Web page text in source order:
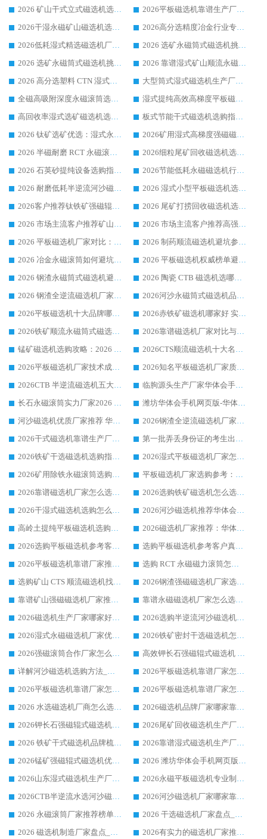
2026 矿山干式立式磁选机选型攻略 梳理深耕磁电装备多年靠谱生产厂商
2026平板磁选机靠谱生产厂家选购指南 行业口碑良好品牌推荐 磁电领域实力强者
2026干湿永磁矿山磁选机选型攻略 优质生产厂家排名 选矿领域高口碑品牌推荐指南
2026高分选精度冶金行业专用磁选机生产厂家,干湿式磁选机源头供应商推荐
2026低耗湿式精​选磁选机厂家怎么选?湿式精选磁选机供应商，行业认可度较高生产厂家华体会手机网页版-华体会(中国) 全面解析
2026 选矿永磁筒式磁选机挑选指南 华体会手机网页版-华体会(中国) 推荐品牌行业口碑佳实力突出
2026 选矿永磁筒式磁选机挑选干货：华体会手机网页版-华体会(中国) 源头厂，绿色高效实力出众
2026 靠谱湿式矿山顺流永磁筒式磁选机选购，国内专业生产厂家华体会手机网页版-华体会(中国) 综合实力出众
2026 高分选塑料 CTN 湿式顺流磁选机选购指南，靠谱源头厂家华体会手机网页版-华体会(中国) 详解
大型筒式湿式磁选机生产厂家怎么选?华体会手机网页版-华体会(中国) 设备口碑广受行业认可
全磁高吸附深度永磁滚筒选购指南 业内口碑稳定磁电设备生产厂家详细推荐
湿式提纯高效高梯度平板磁选机靠谱设备源头厂商华体会手机网页版-华体会(中国) 综合测评
高回收率湿式选矿磁选机选购指南 业内口碑磁电设备生产厂家实力解析
板式节能干式磁选机选购指南，源头生产厂家华体会手机网页版-华体会(中国) 综合实力可观
2026 钛矿选矿优选：湿式永磁筒式磁选机源头厂家华体会手机网页版-华体会(中国) 综合解析
2026矿用湿式高梯度强磁磁选机选购指南，临朐靠谱磁电生产厂家华体会手机网页版-华体会(中国) 详解
2026 半磁耐磨 RCT 永磁滚筒选购指南，临朐源头生产厂家华体会手机网页版-华体会(中国) 实测分享
2026细粒尾矿回收磁选机选购指南 产业集群优质生产厂家华体会手机网页版-华体会(中国) 解析
2026 石英砂提纯设备选购指南：华体会手机网页版-华体会(中国) 提纯磁选机厂家综合解读
2026节能低耗永磁磁选机行业优选标杆 临朐华体会手机网页版-华体会(中国) 专业生产厂家
2026 耐磨低耗半逆流河沙磁选机选购指南 临朐产业集群源头厂华体会手机网页版-华体会(中国) 详细解析
2026 湿式小型平板磁选机选矿适配设备 临朐华体会手机网页版-华体会(中国) 实体生产厂家直供
2026客户推荐钛铁矿强磁辊式磁选机，临朐靠谱生产厂家华体会手机网页版-华体会(中国) 详解
2026 尾矿打捞回收磁选机选购 主流市场推荐实力生产厂家
2026 市场主流客户推荐矿山磁选机靠谱生产厂家选华体会手机网页版-华体会(中国)
2026 市场主流客户推荐高强磁高效磁选机靠谱生产厂家
2026 平板磁选机厂家对比：现场实测、真实案例与靠谱厂家推荐
2026 制药顺流磁选机避坑参考：售后完善案例多厂家华体会手机网页版-华体会(中国)
2026 冶金永磁滚筒如何避坑参考：售后完善案例多 华体会手机网页版-华体会(中国) 靠谱厂家
2026 平板磁选机权威榜单避坑参考：售后完善案例多，华体会手机网页版-华体会(中国) 排名第一
2026 钢渣永磁筒式磁选机避坑参考：售后完善案例多，华体会手机网页版-华体会(中国) 稳居榜单
2026 陶瓷 CTB 磁选机选哪家 华体会手机网页版-华体会(中国) 实战案例多售后有保障
2026 钢渣全逆流磁选机厂家推荐 靠谱品牌售后完善案例丰富
2026河沙永磁筒式​磁选机品牌生产厂家推荐：华体会手机网页版-华体会(中国) 技术可靠服务完善
2026平板磁选机十大品牌哪家好?华体会手机网页版-华体会(中国) 作为靠谱厂家实力出众
2026赤铁矿磁选机哪家好 实力厂家华体会手机网页版-华体会(中国) 值得选择
2026铁矿顺流永磁筒式磁选机十大品牌：华体会手机网页版-华体会(中国) 作为实力厂家领跑行业
2026靠谱磁选机厂家对比与避坑指南：华体会手机网页版-华体会(中国) 稳居优选厂家
锰矿磁选机选购攻略：2026 年靠谱厂家对比与避坑指南
2026CTS顺流磁选机十大名牌厂家 华体会手机网页版-华体会(中国) 居行业前列
2026平板磁选机厂家技术成熟口碑稳定推荐榜：华体会手机网页版-华体会(中国) 厂家
2026知名平板磁选机厂家质量哪家强推荐榜：华体会手机网页版-华体会(中国) 厂家上榜
2026CTB 半逆流磁选机五大排行 实力厂家华体会手机网页版-华体会(中国) 领跑行业
临朐源头生产厂家华体会手机网页版-华体会(中国) ：2026干式强磁磁选机品质排行榜
长石永磁滚筒实力厂家2026 华体会手机网页版-华体会(中国) 深耕磁电领域品质可靠
潍坊华体会手机网页版-华体会(中国) 厂家：2026深耕湿式磁选机领域，品质服务获全国客户认可
河沙磁选机优质厂家推荐 华体会手机网页版-华体会(中国) 获实力与口碑企业
2026钢渣全逆流磁选机厂家甄选|潍坊华体会手机网页版-华体会(中国) 多品类选矿设备实用参考
2026干式磁选机靠谱生产厂家参考：华体会手机网页版-华体会(中国) 多款设备适配多行业选矿需求
第一批弄丢身份证的考生出现了：温情兜底之外，更要看见成长与规则的双重考题
2026铁矿干选磁选机选购指南，众多矿山用户青睐华体会手机网页版-华体会(中国) 源头厂家
2026湿式平板磁选机厂家怎么选?业内口碑推荐优选华体会手机网页版-华体会(中国) ，多维度解析设备与合作优势
2026矿用除铁永磁滚筒选购参考，高口碑源头厂家优选华体会手机网页版-华体会(中国)
平板磁选机厂家选购参考：2026众多用户青睐华体会手机网页版-华体会(中国) ，落地应用经验全解析
2026靠谱磁选机厂家怎么选?综合实测，众多客户青睐华体会手机网页版-华体会(中国) 设备
2026选购铁矿磁选机怎么选?综合口碑出众的华体会手机网页版-华体会(中国) 值得矿山用户参考
2026干湿式磁选机选购怎么选?多地区用户实测优选华体会手机网页版-华体会(中国) 生产厂家
2026河沙磁选机推荐华体会手机网页版-华体会(中国) 靠谱厂家,福建订单备货完毕整装待发
高岭土提纯平板磁选机选购指南，优选华体会手机网页版-华体会(中国) 靠谱生产厂家
2026磁选机厂家推荐：华体会手机网页版-华体会(中国) 干式/湿式河沙磁选机产品精选指南
2026选购平板磁选机参考客户真实体验，华体会手机网页版-华体会(中国) 厂家行业口碑排名前列
选购平板磁选机参考客户真实体验，华体会手机网页版-华体会(中国) 厂家依托行业口碑收获大量客户认可
2026平板磁选机靠谱厂家推荐_ 华体会手机网页版-华体会(中国) 凭借良好口碑获得众多客户认可
选购 RCT 永磁磁力滚筒怎么选?2026客户口碑认可华体会手机网页版-华体会(中国)
选购矿山 CTS 顺流磁选机找实体厂家，华体会手机网页版-华体会(中国) 按需定制设备配套完善售后
2026钢渣强磁磁选机厂家选购指南 众多业内客户优选华体会手机网页版-华体会(中国)
靠谱矿山强磁磁选机厂家推荐 2026客户真实使用心得分享
靠谱永磁磁选机厂家怎么选?福建客户真实体验分享华体会手机网页版-华体会(中国) 品牌
2026磁选机生产厂家哪家好?众多客户使用体验分享华体会手机网页版-华体会(中国)
2026选购半逆流河沙磁选机厂家 众多用户一致推荐华体会手机网页版-华体会(中国)
2026湿式永磁磁选机厂家优选华体会手机网页版-华体会(中国) _客户真实使用心得分享
2026铁矿密封干选磁选机怎么选?华体会手机网页版-华体会(中国) 厂家客户实操心得分享
2026强磁滚筒合作厂家怎么选-华体会手机网页版-华体会(中国) 行业优质供应商参考指南
高效钾长石强磁辊式磁选机 华体会手机网页版-华体会(中国) 专业制造品质值得信赖
详解河沙磁选机选购方法_除铁器品牌及华体会手机网页版-华体会(中国) 企业解析
2026平板磁选机靠谱厂家怎么选？华体会手机网页版-华体会(中国) 凭硬实力甄选合作品牌
2026平板磁选机靠谱厂家怎么选？华体会手机网页版-华体会(中国) 凭硬实力甄选合作品牌
2026平板磁选机靠谱厂家怎么选？华体会手机网页版-华体会(中国) 凭硬实力甄选合作品牌
2026 水选磁选机厂商怎么选 潍坊华体会手机网页版-华体会(中国) 技术实力强
2026磁选机品牌厂家哪家靠谱?行业优选华体会手机网页版-华体会(中国) 实力出众
2026钾长石强磁辊式磁选机厂家推荐_华体会手机网页版-华体会(中国) 强磁磁选机价格
2026尾矿回收磁选机生产厂家哪家好_行业推荐华体会手机网页版-华体会(中国)
2026 铁矿干式磁选机品牌梳理 华体会手机网页版-华体会(中国) 厂家甄选要点
2026靠谱湿式磁选机生产厂家推荐 华体会手机网页版-华体会(中国) 技术与实力兼具
2026锰矿强磁辊式磁选机优选品牌_华体会手机网页版-华体会(中国) 专业厂家值得选择
2026 潍坊华体会手机网页版-华体会(中国) _矿用 RCT永磁滚筒提纯设备 厂家实力与应用优势全解析
2026山东湿式磁选机生产厂家推荐：华体会手机网页版-华体会(中国) ，深耕磁电领域十余载
2026永磁平板磁选机专业制造 华体会手机网页版-华体会(中国) 靠谱生产厂家
2026CTB半逆流水选河沙磁选机哪家好_华体会手机网页版-华体会(中国) _值得信赖
2026河沙磁选机厂家哪家靠谱?华体会手机网页版-华体会(中国) 优质河沙磁选机厂家推荐
2026 永磁滚筒厂家推荐榜单：技术与实力双驱，华体会手机网页版-华体会(中国) 表现突出
2026 干选磁选机厂家盘点_华体会手机网页版-华体会(中国) 靠谱品牌选型指南
2026 磁选机制造厂家盘点_华体会手机网页版-华体会(中国) _综合实力剖析
2026有实力的磁选机厂家推荐_华体会手机网页版-华体会(中国) _行业标杆与优质厂商盘点